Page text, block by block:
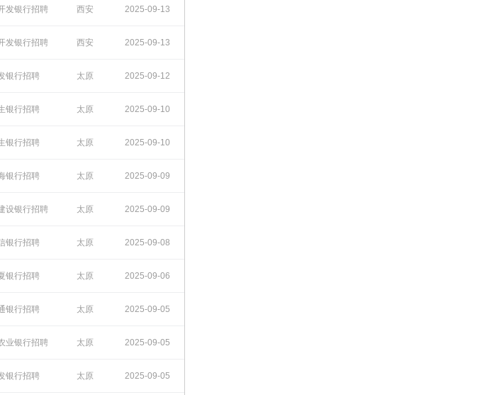
10:10:14
发银行招聘 西安 2025-09-13
09:55:59
发银行招聘 西安 2025-09-13
09:35:15
银行招聘 太原 2025-09-12
11:33:26
银行招聘 太原 2025-09-10
14:16:27
银行招聘 太原 2025-09-10
11:59:23
银行招聘 太原 2025-09-09
17:04:45
设银行招聘 太原 2025-09-09
11:56:18
银行招聘 太原 2025-09-08
15:24:12
银行招聘 太原 2025-09-06
09:38:45
银行招聘 太原 2025-09-05
22:40:45
业银行招聘 太原 2025-09-05
21:57:50
银行招聘 太原 2025-09-05